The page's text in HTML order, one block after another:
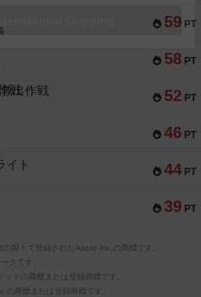
59 PT
58 PT
52 PT
出作戦
46 PT
44 PT
イト
39 PT
国々で登録されたApple Inc.の商標です。
クです。
ドの商標または登録商標です。
商標または登録商標です。